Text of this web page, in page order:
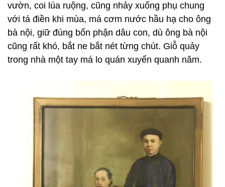
vườn, coi lúa ruộng, cũng nhảy xuống phụ chung
với tá điền khi mùa, má cơm nước hầu hạ cho ông
bà nội, giữ đúng bổn phận dâu con, dù ông bà nội
cũng rất khó, bắt ne bắt nét từng chút. Giỗ quảy
trong nhà một tay má lo quán xuyến quanh năm.